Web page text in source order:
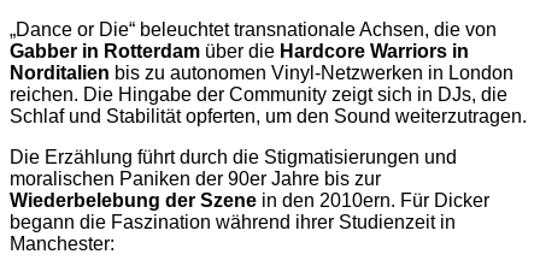
„Dance or Die“ beleuchtet transnationale Achsen, die von
Gabber in Rotterdam über die Hardcore Warriors in
Norditalien bis zu autonomen Vinyl-Netzwerken in London
reichen. Die Hingabe der Community zeigt sich in DJs, die
Schlaf und Stabilität opferten, um den Sound weiterzutragen.
Die Erzählung führt durch die Stigmatisierungen und
moralischen Paniken der 90er Jahre bis zur
Wiederbelebung der Szene in den 2010ern. Für Dicker
begann die Faszination während ihrer Studienzeit in
Manchester: